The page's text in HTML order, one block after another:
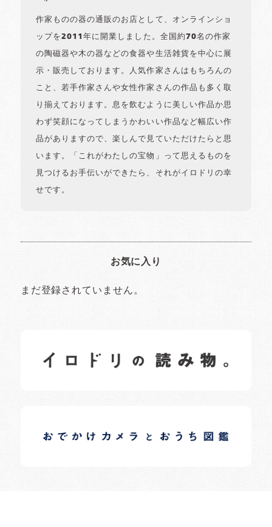
作家ものの器の通販のお店として、オンラインショ
ップを2011年に開業しました。全国約70名の作家
の陶磁器や木の器などの食器や生活雑貨を中心に展
示・販売しております。人気作家さんはもちろんの
こと、若手作家さんや女性作家さんの作品も多く取
り揃えております。息を飲むように美しい作品か思
わず笑顔になってしまうかわいい作品など幅広い作
品がありますので、楽しんで見ていただけたらと思
います。「これがわたしの宝物」って思えるものを
見つけるお手伝いができたら、それがイロドリの幸
せです。
お気に入り
まだ登録されていません。
日常の様子など随時更新中です。
日常の様子など随時更新中です。